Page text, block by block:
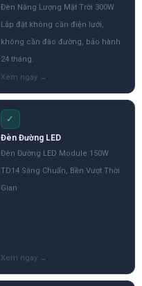
Đèn Năng Lượng Mặt Trời 300W
Lắp đặt không cần điện lưới,
không cần đào đường, bảo hành
24 tháng.
✓
Đèn Đường LED
Đèn Đường LED Module 150W
TD14 Sáng Chuẩn, Bền Vượt Thời
Gian